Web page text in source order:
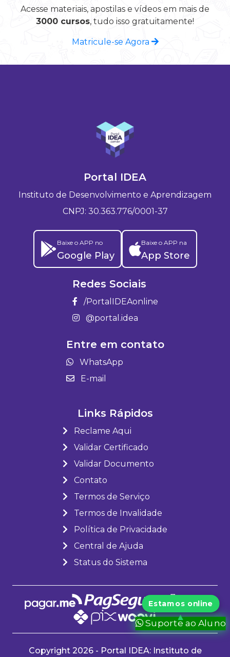
Acesse materiais, apostilas e vídeos em mais de
3000 cursos, tudo isso gratuitamente!
Matricule-se Agora
Suporte ao Aluno
Portal IDEA
Instituto de Desenvolvimento e Aprendizagem
CNPJ: 30.363.776/0001-37
Baixe o APP no
Google Play
Baixe o APP na
App Store
Redes Sociais
/PortalIDEAonline
@portal.idea
Entre em contato
WhatsApp
E-mail
Links Rápidos
Reclame Aqui
Validar Certificado
Validar Documento
Contato
Termos de Serviço
Termos de Invalidade
Política de Privacidade
Central de Ajuda
Status do Sistema
Copyright 2026 - Portal IDEA: Instituto de